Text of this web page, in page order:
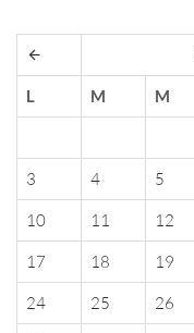
L M M
3
4 5
10
11 12
17
18 19
24
25 26